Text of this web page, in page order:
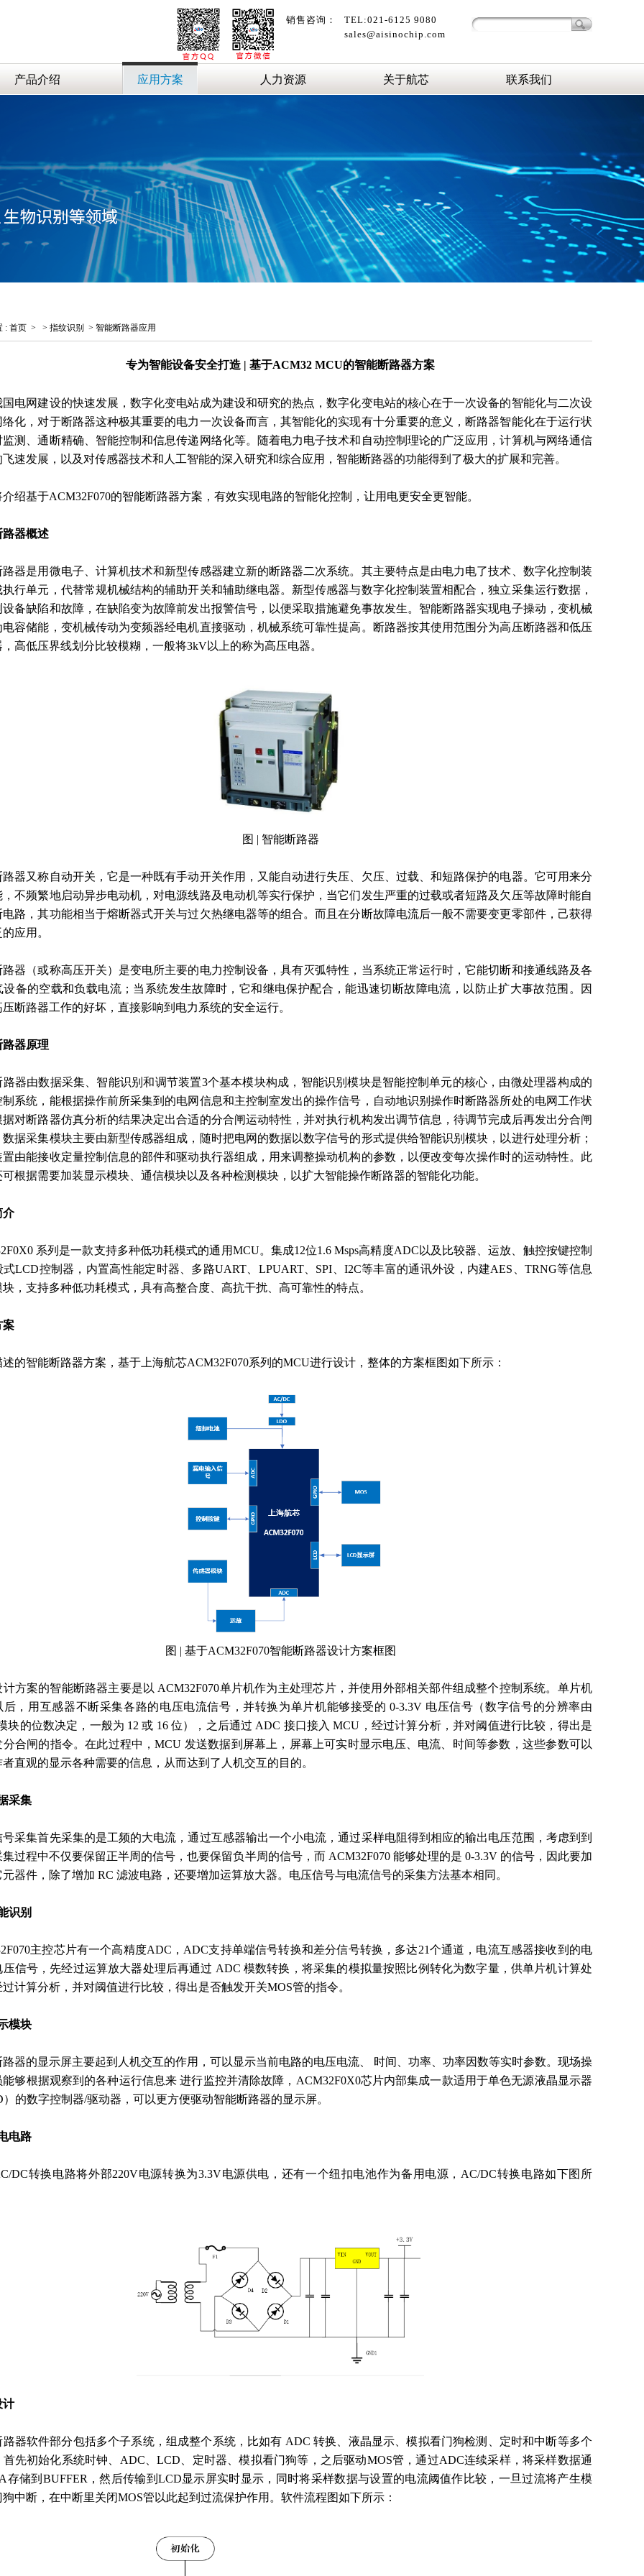
销售咨询：
TEL:021-6125 9080
sales@aisinochip.com
产品介绍 应用方案 人力资源 关于航芯 联系我们
: 首页 > > 指纹识别 > 智能断路器应用
专为智能设备安全打造 | 基于ACM32 MCU的智能断路器方案
国电网建设的快速发展，数字化变电站成为建设和研究的热点，数字化变电站的核心在于一次设备的智能化与二次设
络化，对于断路器这种极其重要的电力一次设备而言，其智能化的实现有十分重要的意义，断路器智能化在于运行状
监测、通断精确、智能控制和信息传递网络化等。随着电力电子技术和自动控制理论的广泛应用，计算机与网络通信
速发展，以及对传感器技术和人工智能的深入研究和综合应用，智能断路器的功能得到了极大的扩展和完善。
绍基于ACM32F070的智能断路器方案，有效实现电路的智能化控制，让用电更安全更智能。
路器概述
路器是用微电子、计算机技术和新型传感器建立新的断路器二次系统。其主要特点是由电力电了技术、数字化控制装
执行单元，代替常规机械结构的辅助开关和辅助继电器。新型传感器与数字化控制装置相配合，独立采集运行数据，
设备缺陷和故障，在缺陷变为故障前发出报警信号，以便采取措施避免事故发生。智能断路器实现电子操动，变机械
电容储能，变机械传动为变频器经电机直接驱动，机械系统可靠性提高。断路器按其使用范围分为高压断路器和低压
，高低压界线划分比较模糊，一般将3kV以上的称为高压电器。
图 | 智能断路器
路器又称自动开关，它是一种既有手动开关作用，又能自动进行失压、欠压、过载、和短路保护的电器。它可用来分
，不频繁地启动异步电动机，对电源线路及电动机等实行保护，当它们发生严重的过载或者短路及欠压等故障时能自
电路，其功能相当于熔断器式开关与过欠热继电器等的组合。而且在分断故障电流后一般不需要变更零部件，己获得
应用。
路器（或称高压开关）是变电所主要的电力控制设备，具有灭弧特性，当系统正常运行时，它能切断和接通线路及各
设备的空载和负载电流；当系统发生故障时，它和继电保护配合，能迅速切断故障电流，以防止扩大事故范围。因
压断路器工作的好坏，直接影响到电力系统的安全运行。
器原理
路器由数据采集、智能识别和调节装置3个基本模块构成，智能识别模块是智能控制单元的核心，由微处理器构成的
制系统，能根据操作前所采集到的电网信息和主控制室发出的操作信号，自动地识别操作时断路器所处的电网工作状
据对断路器仿真分析的结果决定出合适的分合闸运动特性，并对执行机构发出调节信息，待调节完成后再发出分合闸
数据采集模块主要由新型传感器组成，随时把电网的数据以数字信号的形式提供给智能识别模块，以进行处理分析；
置由能接收定量控制信息的部件和驱动执行器组成，用来调整操动机构的参数，以便改变每次操作时的运动特性。此
根据需要加装显示模块、通信模块以及各种检测模块，以扩大智能操作断路器的智能化功能。
介
系列是一款支持多种低功耗模式的通用MCU。集成12位1.6 Msps高精度ADC以及比较器、运放、触控按键控制
式LCD控制器，内置高性能定时器、多路UART、LPUART、SPI、I2C等丰富的通讯外设，内建AES、TRNG等信息
，支持多种低功耗模式，具有高整合度、高抗干扰、高可靠性的特点。
案
的智能断路器方案，基于上海航芯ACM32F070系列的MCU进行设计，整体的方案框图如下所示：
图 | 基于ACM32F070智能断路器设计方案框图
计方案的智能断路器主要是以 ACM32F070单片机作为主处理芯片，并使用外部相关部件组成整个控制系统。单片机
后，用互感器不断采集各路的电压电流信号，并转换为单片机能够接受的 0-3.3V 电压信号（数字信号的分辨率由
块的位数决定，一般为 12 或 16 位），之后通过 ADC 接口接入 MCU，经过计算分析，并对阈值进行比较，得出是
分合闸的指令。在此过程中，MCU 发送数据到屏幕上，屏幕上可实时显示电压、电流、时间等参数，这些参数可以
者直观的显示各种需要的信息，从而达到了人机交互的目的。
采集
号采集首先采集的是工频的大电流，通过互感器输出一个小电流，通过采样电阻得到相应的输出电压范围，考虑到到
集过程中不仅要保留正半周的信号，也要保留负半周的信号，而 ACM32F070 能够处理的是 0-3.3V 的信号，因此要加
元器件，除了增加 RC 滤波电路，还要增加运算放大器。电压信号与电流信号的采集方法基本相同。
识别
主控芯片有一个高精度ADC，ADC支持单端信号转换和差分信号转换，多达21个通道，电流互感器接收到的电
压信号，先经过运算放大器处理后再通过 ADC 模数转换，将采集的模拟量按照比例转化为数字量，供单片机计算处
计算分析，并对阈值进行比较，得出是否触发开关MOS管的指令。
模块
路器的显示屏主要起到人机交互的作用，可以显示当前电路的电压电流、 时间、功率、功率因数等实时参数。现场操
能够根据观察到的各种运行信息来 进行监控并清除故障，ACM32F0X0芯片内部集成一款适用于单色无源液晶显示器
）的数字控制器/驱动器，可以更方便驱动智能断路器的显示屏。
电路
DC转换电路将外部220V电源转换为3.3V电源供电，还有一个纽扣电池作为备用电源，AC/DC转换电路如下图所
计
路器软件部分包括多个子系统，组成整个系统，比如有 ADC 转换、液晶显示、模拟看门狗检测、定时和中断等多个
首先初始化系统时钟、ADC、LCD、定时器、模拟看门狗等，之后驱动MOS管，通过ADC连续采样，将采样数据通
存储到BUFFER，然后传输到LCD显示屏实时显示，同时将采样数据与设置的电流阈值作比较，一旦过流将产生模
中断，在中断里关闭MOS管以此起到过流保护作用。软件流程图如下所示：